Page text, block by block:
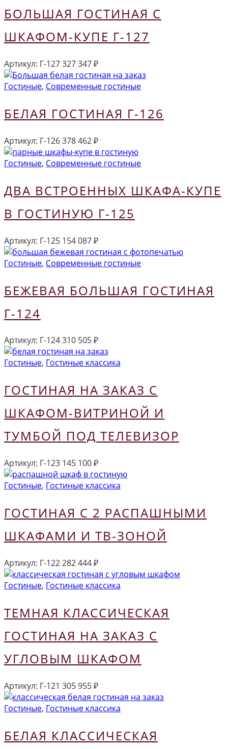
БОЛЬШАЯ ГОСТИНАЯ С
ШКАФОМ-КУПЕ Г-127
Артикул: Г-127327 347₽
Гостиные, Современные гостиные
БЕЛАЯ ГОСТИНАЯ Г-126
Артикул: Г-126378 462₽
Гостиные, Современные гостиные
ДВА ВСТРОЕННЫХ ШКАФА-КУПЕ
В ГОСТИНУЮ Г-125
Артикул: Г-125 154 087₽
Гостиные, Современные гостиные
БЕЖЕВАЯ БОЛЬШАЯ ГОСТИНАЯ
Г-124
Артикул: Г-124310 505₽
Гостиные, Гостиные классика
ГОСТИНАЯ НА ЗАКАЗ С
ШКАФОМ-ВИТРИНОЙ И
ТУМБОЙ ПОД ТЕЛЕВИЗОР
Артикул: Г-123 145 100₽
Гостиные, Гостиные классика
ГОСТИНАЯ С 2 РАСПАШНЫМИ
ШКАФАМИ И ТВ-ЗОНОЙ
Артикул: Г-122282 444₽
Гостиные, Гостиные классика
ТЕМНАЯ КЛАССИЧЕСКАЯ
ГОСТИНАЯ НА ЗАКАЗ С
УГЛОВЫМ ШКАФОМ
Артикул: Г-121 305 955₽
Гостиные, Гостиные классика
БЕЛАЯ КЛАССИЧЕСКАЯ